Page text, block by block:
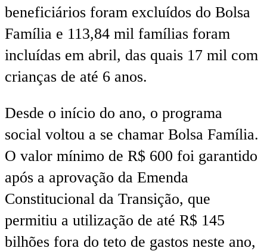
beneficiários foram excluídos do Bolsa
Família e 113,84 mil famílias foram
incluídas em abril, das quais 17 mil com
crianças de até 6 anos.
Desde o início do ano, o programa
social voltou a se chamar Bolsa Família.
O valor mínimo de R$ 600 foi garantido
após a aprovação da Emenda
Constitucional da Transição, que
permitiu a utilização de até R$ 145
bilhões fora do teto de gastos neste ano,